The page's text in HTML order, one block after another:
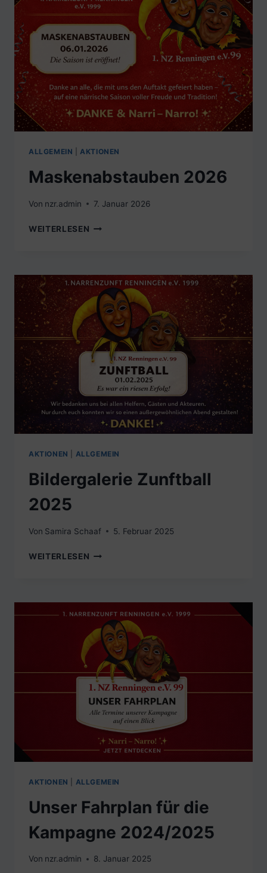
ALLGEMEIN |AKTIONEN
Maskenabstauben 2026
Von nzr.admin 7. Januar 2026
WEITERLESEN MASKENABSTAUBEN
AKTIONEN ALLGEMEIN
Bildergalerie Zunftball
2025
Von Samira Schaaf 5. Februar 2025
WEITERLESEN BILDERGALERIE
AKTIONEN ALLGEMEIN
Unser Fahrplan für die
Kampagne 2024/2025
Von nzr.admin 8. Januar 2025